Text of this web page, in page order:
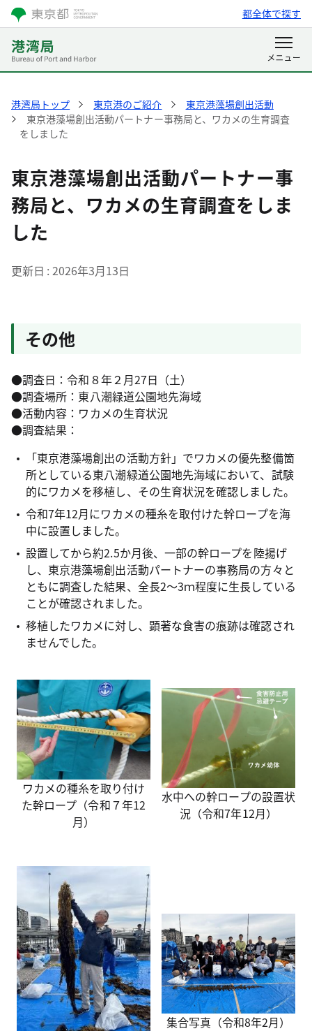
都全体で探す
港湾局トップ 東京港のご紹介
東京港藻場創出活動
東京港藻場創出活動パートナー事務局と、ワカメの生育調査
をしました
東京港藻場創出活動パートナー事
務局と、ワカメの生育調査をしま
した
更新日 2026年3月13日
その他
●調査日：令和８年２月27日（土）
●調査場所：東八潮緑道公園地先海域
●活動内容：ワカメの生育状況
●調査結果：
「東京港藻場創出の活動方針」でワカメの優先整備箇
所としている東八潮緑道公園地先海域において、試験
的にワカメを移植し、その生育状況を確認しました。
令和7年12月にワカメの種糸を取付けた幹ロープを海
中に設置しました。
設置してから約2.5か月後、一部の幹ロープを陸揚げ
し、東京港藻場創出活動パートナーの事務局の方々と
ともに調査した結果、全長2～3ｍ程度に生長している
ことが確認されました。
移植したワカメに対し、顕著な食害の痕跡は確認され
ませんでした。
ワカメの種糸を取り付け
た幹ロープ（令和７年12
月）
水中への幹ロープの設置状
況（令和7年12月）
集合写真（令和8年2月）